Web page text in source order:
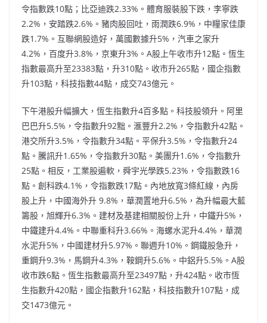
令指數跌10點；比亞迪跌2.33%。體育服裝股下跌，李寧跌
2.2%，安踏跌2.6%。豬肉股回吐，雨潤跌6.9%，中糧家佳康
跌1.7%。互聯網股造好，萬國數據升5%，汽車之家升
4.2%，百度升3.8%，京東升3%。A股上午收市升12點。恆生
指數最高升至23383點，升310點。收市升265點，國企指數
升103點，科技指數44點，成交743億元。
下午港股升幅擴大，恆生指數升4百多點。科技股領升。阿里
巴巴升5.5%，令指數升92黜。滙豐升2.2%，令指數升42點。
港交所升3.5%，令指數升34點。平保升3.5%，令指數升24
點。騰訊升1.65%，令指數升30點。美團升1.6%，令指數升
25點。相反，工業股遍軟，舜宇光學跌5.23%，令指數跌16
點。創科跌4.1%，令指數跌17點。內地放寬3條紅線，內房
股上升，中國海外升 9.8%，華潤置地升6.5%，為升幅最大藍
籌股，旭輝升6.3%。建材及基建相關股份上升，中鐵升5%，
中鐵建升4.4%。中聯重科升3.66%。海螺水泥升4.4%，華潤
水泥升5%，中國建材升5.97%。聯週升10%。鋼鐵股急升，
重鋼升9.3%，馬鋼升4.3%，鞍鋼升5.6%。中鋁升5.5%。A股
收市跌6點。恆生指數最高升至23497點，升424點。收市恆
生指數升420點，國企指數升162點，科技指數升107點，成
交1473億元。